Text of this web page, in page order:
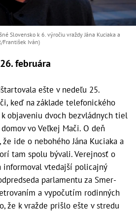
Slovensko k 6. výročiu vraždy Jána Kuciaka a
František Iván)
februára
ešte v nedeľu 25.
keď na základe telefonického
objaveniu dvoch bezvládnych tiel
vo Veľkej Mači. O deň
ide o nebohého Jána Kuciaka a
tam spolu bývali. Verejnosť o
informoval vtedajší policajný
parlamentu za Smer-
a vypočutím rodinných
že k vražde prišlo ešte v stredu